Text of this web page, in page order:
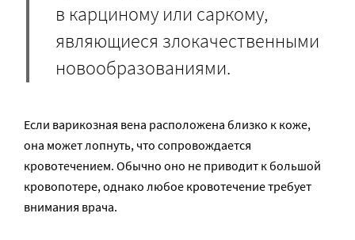
в карциному или саркому,
являющиеся злокачественными
новообразованиями.
Если варикозная вена расположена близко к коже,
она может лопнуть, что сопровождается
кровотечением. Обычно оно не приводит к большой
кровопотере, однако любое кровотечение требует
внимания врача.